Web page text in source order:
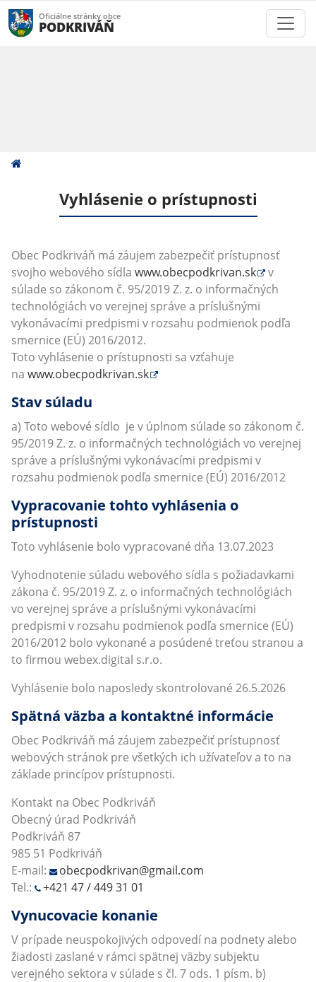
Oficiálne stránky obce
PODKRIVÁŇ
Vyhlásenie o prístupnosti
Obec Podkriváň má záujem zabezpečiť prístupnosť
svojho webového sídla www.obecpodkrivan.sk
v
súlade so zákonom č. 95/2019 Z. z. o informačných
technológiách vo verejnej správe a príslušnými
vykonávacími predpismi v rozsahu podmienok podľa
smernice (EÚ) 2016/2012.
Toto vyhlásenie o prístupnosti sa vzťahuje
na www.obecpodkrivan.sk
Stav súladu
a) Toto webové sídlo je v úplnom súlade so zákonom č.
95/2019 Z. z. o informačných technológiách vo verejnej
správe a príslušnými vykonávacími predpismi v
rozsahu podmienok podľa smernice (EÚ) 2016/2012
Vypracovanie tohto vyhlásenia o
prístupnosti
Toto vyhlásenie bolo vypracované dňa 13.07.2023
Vyhodnotenie súladu webového sídla s požiadavkami
zákona č. 95/2019 Z. z. o informačných technológiách
vo verejnej správe a príslušnými vykonávacími
predpismi v rozsahu podmienok podľa smernice (EÚ)
2016/2012 bolo vykonané a posúdené treťou stranou a
to firmou webex.digital s.r.o.
Vyhlásenie bolo naposledy skontrolované 26.5.2026
Spätná väzba a kontaktné informácie
Obec Podkriváň má záujem zabezpečiť prístupnosť
webových stránok pre všetkých ich užívateľov a to na
základe princípov prístupnosti.
Kontakt na Obec Podkriváň
Obecný úrad Podkriváň
Podkriváň 87
985 51 Podkriváň
E-mail:
obecpodkrivan@gmail.com
Tel.:
+421 47 / 449 31 01
Vynucovacie konanie
V prípade neuspokojivých odpovedí na podnety alebo
žiadosti zaslané v rámci spätnej väzby subjektu
verejného sektora v súlade s čl. 7 ods. 1 písm. b)